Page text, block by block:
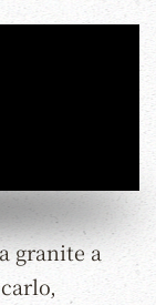
granite a